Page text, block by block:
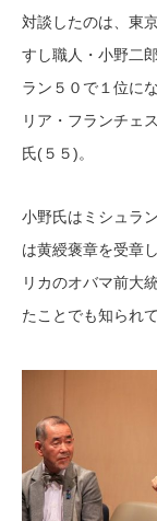
対談したのは、東
すし職人・小野二
ラン５０で１位に
リア・フランチェ
氏(５５)。
小野氏はミシュラ
は黄綬褒章を受章
リカのオバマ前大
たことでも知られ